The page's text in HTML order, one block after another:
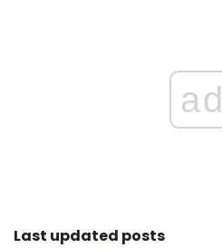
ad
Last updated posts